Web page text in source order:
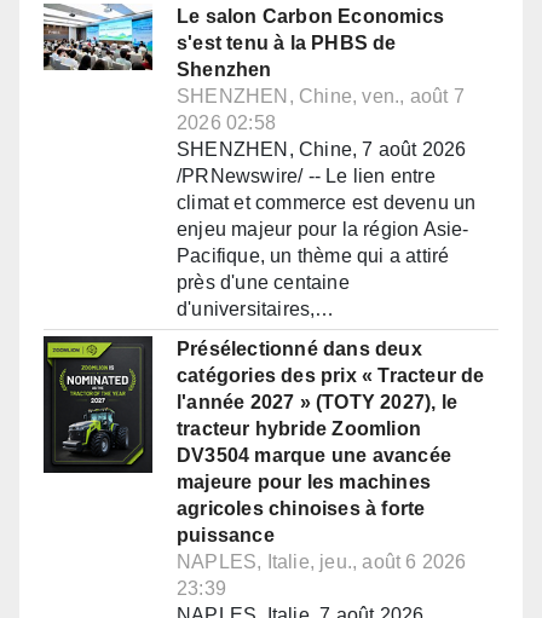
Le salon Carbon Economics
s'est tenu à la PHBS de
Shenzhen
SHENZHEN, Chine, ven., août 7
2026 02:58
SHENZHEN, Chine, 7 août 2026
/PRNewswire/ -- Le lien entre
climat et commerce est devenu un
enjeu majeur pour la région Asie-
Pacifique, un thème qui a attiré
près d'une centaine
d'universitaires,…
Présélectionné dans deux
catégories des prix « Tracteur de
l'année 2027 » (TOTY 2027), le
tracteur hybride Zoomlion
DV3504 marque une avancée
majeure pour les machines
agricoles chinoises à forte
puissance
NAPLES, Italie, jeu., août 6 2026
23:39